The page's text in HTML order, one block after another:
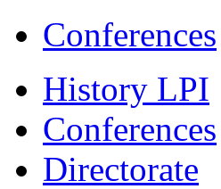
Conferences
History LPI
Conferences
Directorate